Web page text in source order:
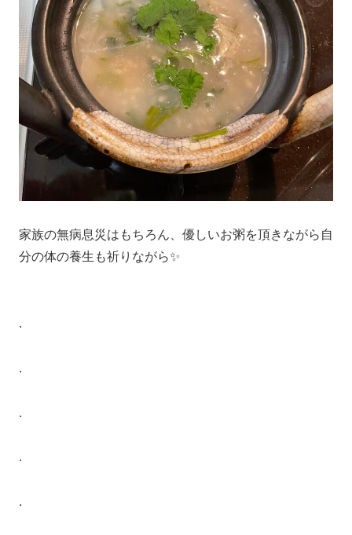
家族の無病息災はもちろん、優しいお粥を頂きながら自
分の体の養生も祈りながら✨
.
.
.
.
.